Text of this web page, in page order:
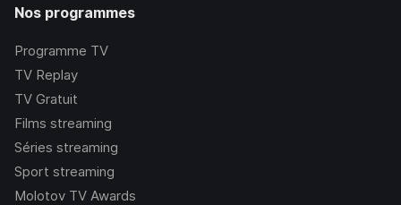
Nos programmes
Programme TV
TV Replay
TV Gratuit
Films streaming
Séries streaming
Sport streaming
Molotov TV Awards